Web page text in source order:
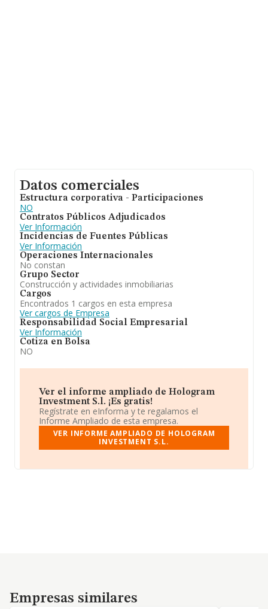
Datos comerciales
Estructura corporativa - Participaciones
NO
Contratos Públicos Adjudicados
Ver Información
Incidencias de Fuentes Públicas
Ver Información
Operaciones Internacionales
No constan
Grupo Sector
Construcción y actividades inmobiliarias
Cargos
Encontrados 1 cargos en esta empresa
Ver cargos de Empresa
Responsabilidad Social Empresarial
Ver Información
Cotiza en Bolsa
NO
Ver el informe ampliado de Hologram
Investment S.l. ¡Es gratis!
Regístrate en eInforma y te regalamos el
Informe Ampliado de esta empresa.
VER INFORME AMPLIADO DE HOLOGRAM
INVESTMENT S.L.
Empresas similares
Empresas similares